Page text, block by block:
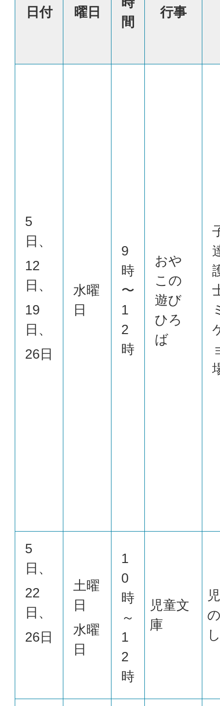
日付 曜日
間
行事
5
日、
12
日、
19
日、
26日
水曜
日
9
時
〜
1
2
時
おや
この
遊び
ひろ
ば
5
日、
22
日、
26日
土曜
日
水曜
日
1
0
時
～
1
2
時
児童文
庫